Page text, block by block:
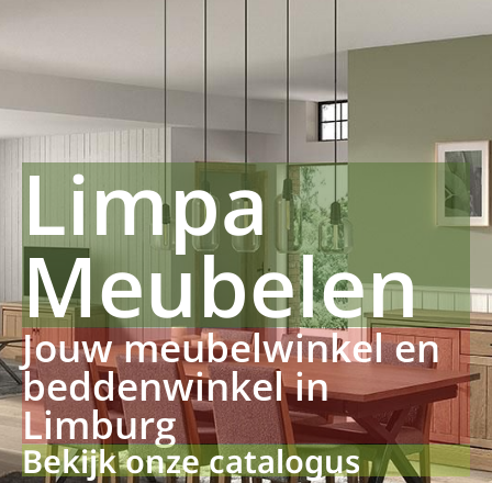
Limpa
Meubelen
Jouw meubelwinkel en
beddenwinkel in
Limburg
Bekijk onze catalogus